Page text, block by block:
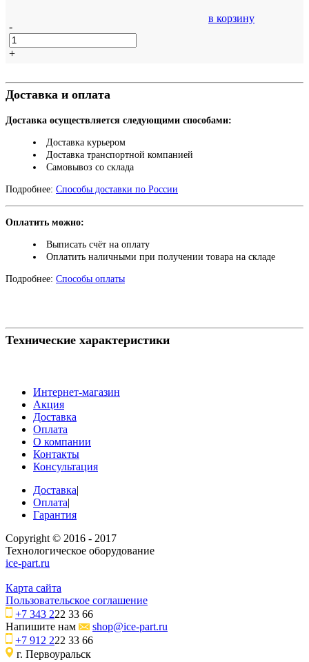
-
+
в корзину
Доставка и оплата
Доставка осуществляется следующими способами:
Доставка курьером
Доставка транспортной компанией
Самовывоз со склада
Подробнее: Способы доставки по России
Оплатить можно:
Выписать счёт на оплату
Оплатить наличными при получении товара на складе
Подробнее: Способы оплаты
Технические характеристики
Интернет-магазин
Акция
Доставка
Оплата
О компании
Контакты
Консультация
Доставка|
Оплата|
Гарантия
Copyright © 2016 - 2017
Технологическое оборудование
ice-part.ru
Карта сайта
Пользовательское соглашение
+7 343 222 33 66
Напишите нам
shop@ice-part.ru
+7 912 222 33 66
г. Первоуральск